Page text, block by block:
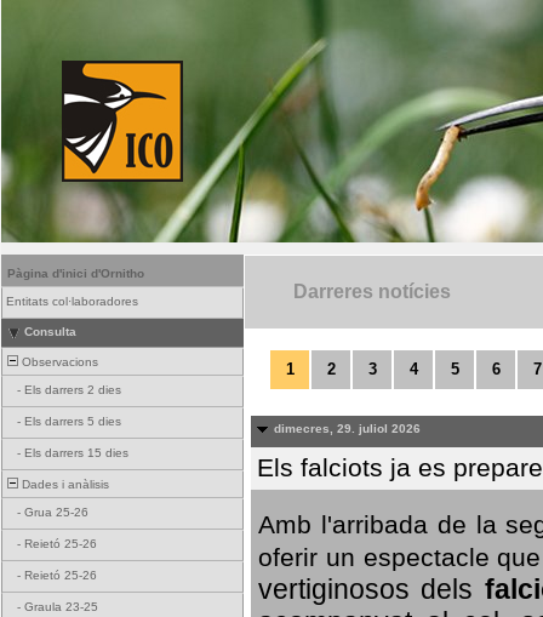
Pàgina d'inici d'Ornitho
Entitats col·laboradores
Consulta
Observacions
- Els darrers 2 dies
- Els darrers 5 dies
- Els darrers 15 dies
Dades i anàlisis
- Grua 25-26
- Reietó 25-26
- Reietó 25-26
- Graula 23-25
Darreres notícies
1 2 3 4 5 6 7
dimecres, 29. juliol 2026
Els falciots ja es
Amb l'arribada de la
oferir un espectacle
vertiginosos dels